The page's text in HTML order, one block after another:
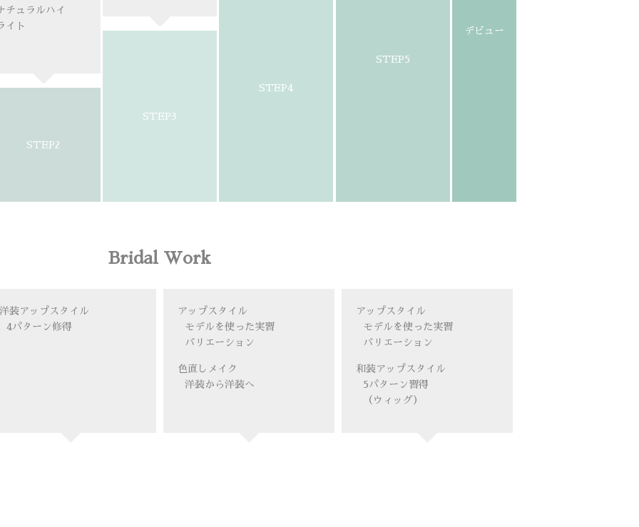
チュラルハイ
イト
STEP2
STEP3
STEP4
STEP5
デビュー
Bridal Work
洋装アップスタイル
4パターン修得
アップスタイル
モデルを使った実習
バリエーション
色直しメイク
洋装から洋装へ
アップスタイル
モデルを使った実習
バリエーション
和装アップスタイル
5パターン習得
（ウィッグ）